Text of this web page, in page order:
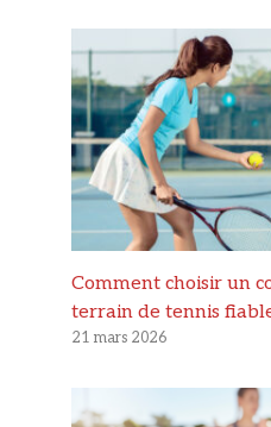
Comment choisir un
terrain de tennis
21 mars 2026